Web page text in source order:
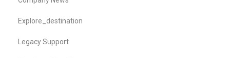
Explore_destination
Legacy Support